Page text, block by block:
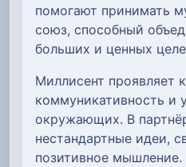
помогают принимать
союз, способный
больших и ценных
Миллисент проявляет
коммуникативность и
окружающих. В
нестандартные идеи,
позитивное